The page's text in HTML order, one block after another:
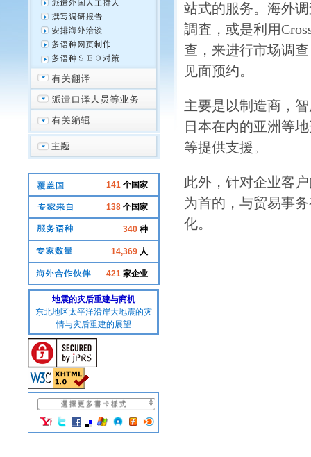
站式的服务。海外
調査，或是利用
查，来进行市场调
见面预约。
主要是以制造商，
日本在内的亚洲等
等提供支援。
此外，针对企业客
为首的，与贸易事
化。
141 个国家
138 个国家
340 种
14,369 人
421 家企业
地震的灾后重建与商机
东北地区太平洋沿岸大地震的灾
情与灾后重建的展望